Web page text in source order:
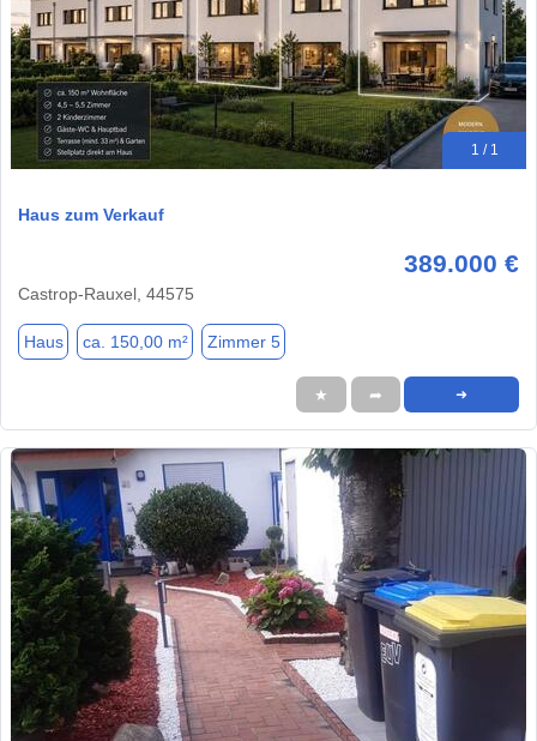
1 / 1
Haus zum Verkauf
389.000 €
Castrop-Rauxel, 44575
Haus ca. 150,00 m² Zimmer 5
★ ➦ ➜